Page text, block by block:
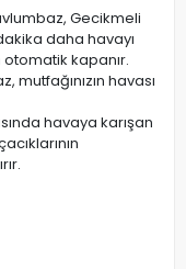
Gecikmeli
daha havayı
kapanır.
havası
havaya karışan